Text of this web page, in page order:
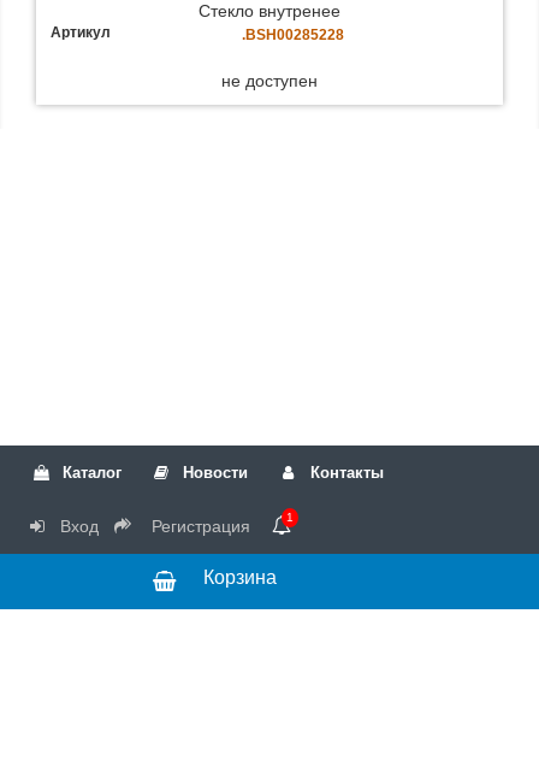
Стекло внутренее
Артикул .BSH00285228
не доступен
Каталог Новости Контакты
Вход Регистрация 1
Корзина